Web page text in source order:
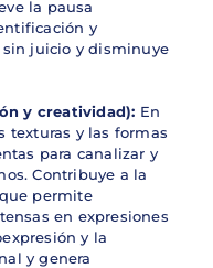
la pausa
y
juicio y disminuye
y creatividad): En
texturas y las formas
para canalizar y
Contribuye a la
permite
en expresiones
y la
y genera